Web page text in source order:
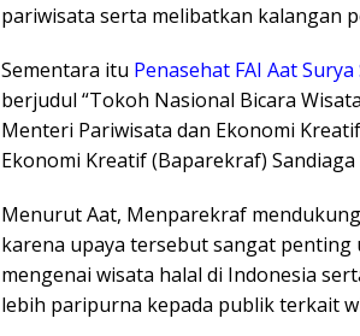
pariwisata serta melibatkan kalangan
Sementara itu Penasehat FAI Aat
berjudul “Tokoh Nasional Bicara
Menteri Pariwisata dan Ekonomi
Ekonomi Kreatif (Baparekraf) Sandiaga
Menurut Aat, Menparekraf
karena upaya tersebut sangat
mengenai wisata halal di Indonesia
lebih paripurna kepada publik terkait